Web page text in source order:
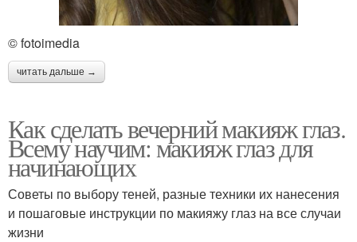
© fotoimedia
читать дальше →
Как сделать вечерний макияж глаз.
Всему научим: макияж глаз для
начинающих
Советы по выбору теней, разные техники их нанесения
и пошаговые инструкции по макияжу глаз на все случаи
жизни